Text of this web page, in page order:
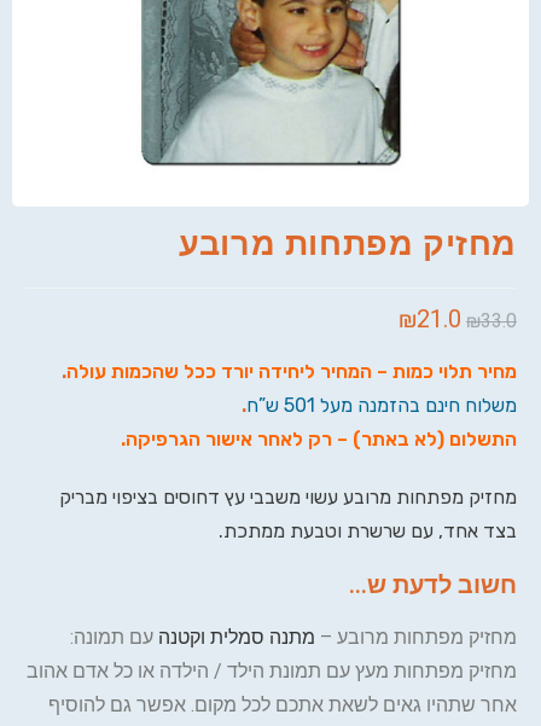
מחזיק מפתחות מרובע
₪33.0
₪21.0
מחיר תלוי כמות – המחיר ליחידה יורד ככל שהכמות עולה.
משלוח חינם בהזמנה מעל 501 ש”ח
.
התשלום (לא באתר) – רק לאחר אישור הגרפיקה.
מחזיק מפתחות מרובע עשוי משבבי עץ דחוסים בציפוי מבריק
בצד אחד, עם שרשרת וטבעת ממתכת.
חשוב לדעת ש...
מחזיק מפתחות מרובע – מתנה סמלית וקטנה עם תמונה:
מחזיק מפתחות מעץ עם תמונת הילד / הילדה או כל אדם אהוב
אחר שתהיו גאים לשאת אתכם לכל מקום. אפשר גם להוסיף